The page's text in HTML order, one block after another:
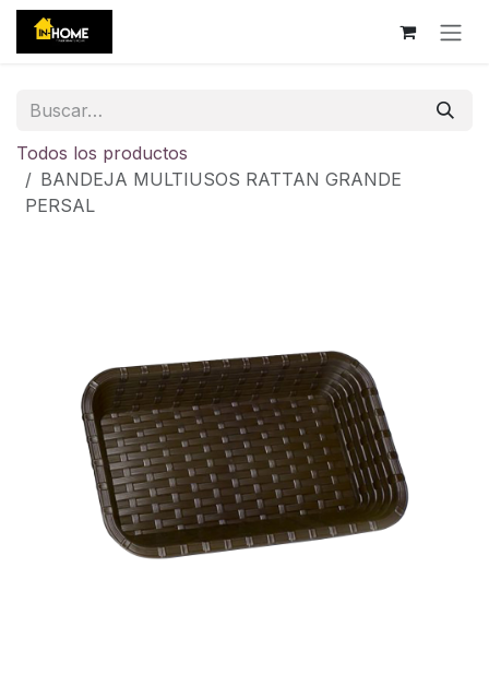
Ir al contenido
Todos los productos
BANDEJA MULTIUSOS RATTAN GRANDE
PERSAL